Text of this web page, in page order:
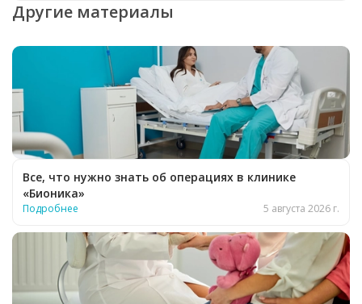
Другие материалы
Все, что нужно знать об операциях в клинике
«Бионика»
Подробнее 5 августа 2026 г.